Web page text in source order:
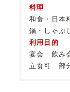
料理
和食・日本
鍋・しゃぶ
利用目的
宴会
飲み
立食可
部